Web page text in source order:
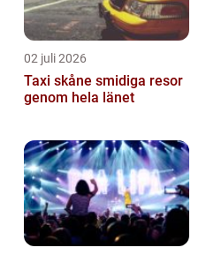
02 juli 2026
Taxi skåne smidiga resor
genom hela länet